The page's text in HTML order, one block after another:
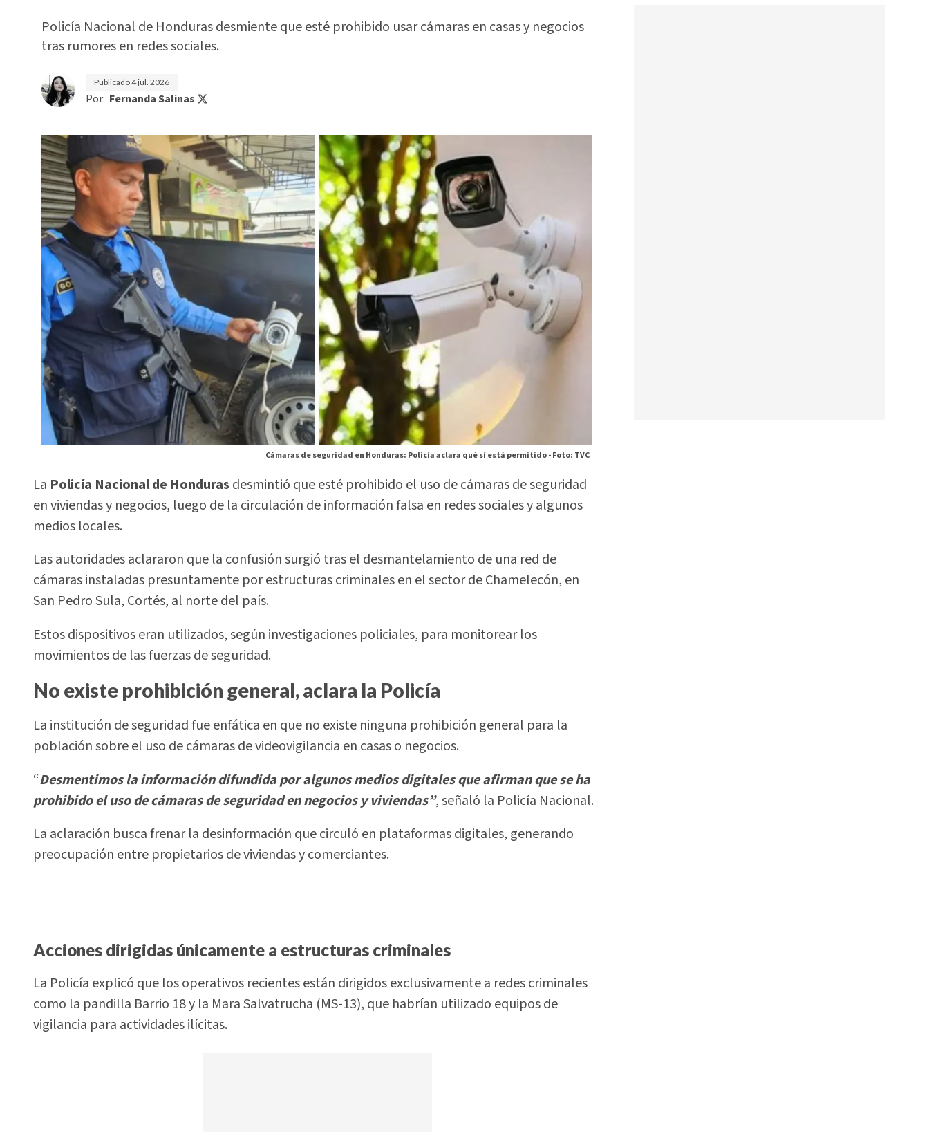
Policía Nacional de Honduras desmiente que esté prohibido usar cámaras en casas y negocios
tras rumores en redes sociales.
Publicado4 jul. 2026
Por: Fernanda Salinas
Cámaras de seguridad en Honduras: Policía aclara qué sí está permitido -Foto: TVC
La Policía Nacional de Honduras desmintió que esté prohibido el uso de cámaras de seguridad
en viviendas y negocios, luego de la circulación de información falsa en redes sociales y algunos
medios locales.
Las autoridades aclararon que la confusión surgió tras el desmantelamiento de una red de
cámaras instaladas presuntamente por estructuras criminales en el sector de Chamelecón, en
San Pedro Sula, Cortés, al norte del país.
Estos dispositivos eran utilizados, según investigaciones policiales, para monitorear los
movimientos de las fuerzas de seguridad.
No existe prohibición general, aclara la Policía
La institución de seguridad fue enfática en que no existe ninguna prohibición general para la
población sobre el uso de cámaras de videovigilancia en casas o negocios.
“Desmentimos la información difundida por algunos medios digitales que afirman que se ha
prohibido el uso de cámaras de seguridad en negocios y viviendas”, señaló la Policía Nacional.
La aclaración busca frenar la desinformación que circuló en plataformas digitales, generando
preocupación entre propietarios de viviendas y comerciantes.
Acciones dirigidas únicamente a estructuras criminales
La Policía explicó que los operativos recientes están dirigidos exclusivamente a redes criminales
como la pandilla Barrio 18 y la Mara Salvatrucha (MS-13), que habrían utilizado equipos de
vigilancia para actividades ilícitas.